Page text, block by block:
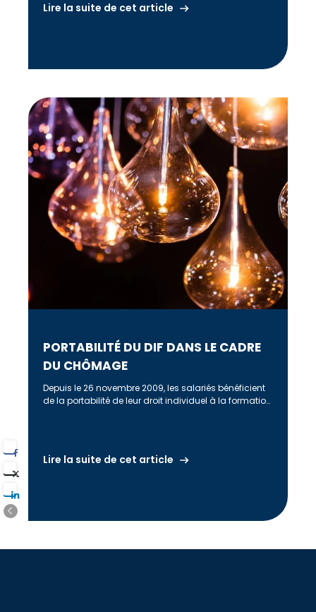
Lire la suite de cet article
PORTABILITÉ DU DIF DANS LE CADRE
DU CHÔMAGE
Depuis le 26 novembre 2009, les salariés bénéficient
de la portabilité de leur droit individuel à la formation
Lire la suite de cet article